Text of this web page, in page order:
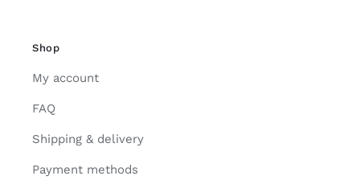
Shop
My account
FAQ
Shipping & delivery
Payment methods